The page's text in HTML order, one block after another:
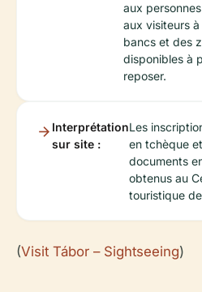
aux
aux visiteurs
bancs et des
disponibles à
reposer.
Interprétation
sur site :
Les
en tchèque
documents
obtenus au
touristique
(Visit Tábor – Sightseeing)